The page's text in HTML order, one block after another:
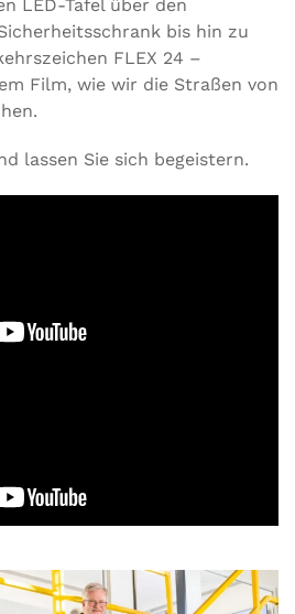
LED-Tafel über den
bis hin zu
FLEX 24 –
Film, wie wir die Straßen von
lassen Sie sich begeistern.